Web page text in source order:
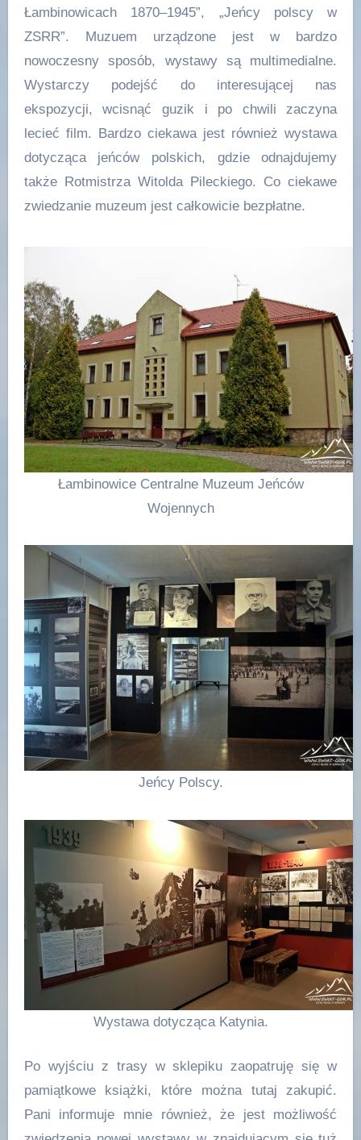
Łambinowicach 1870–1945”, „Jeńcy polscy w
ZSRR”. Muzuem urządzone jest w bardzo
nowoczesny sposób, wystawy są multimedialne.
Wystarczy podejść do interesującej nas
ekspozycji, wcisnąć guzik i po chwili zaczyna
lecieć film. Bardzo ciekawa jest również wystawa
dotycząca jeńców polskich, gdzie odnajdujemy
także Rotmistrza Witolda Pileckiego. Co ciekawe
zwiedzanie muzeum jest całkowicie bezpłatne.
Łambinowice Centralne Muzeum Jeńców
Wojennych
Jeńcy Polscy.
Wystawa dotycząca Katynia.
Po wyjściu z trasy w sklepiku zaopatruję się w
pamiątkowe książki, które można tutaj zakupić.
Pani informuje mnie również, że jest możliwość